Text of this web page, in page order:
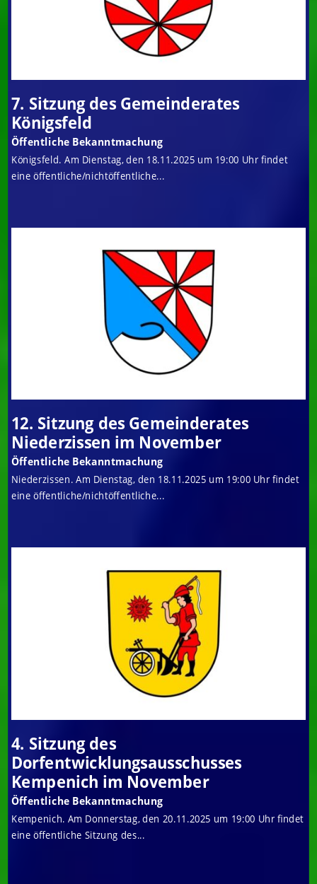
7. Sitzung des Gemeinderates
Königsfeld
Öffentliche Bekanntmachung
Königsfeld. Am Dienstag, den 18.11.2025 um 19:00 Uhr findet
eine öffentliche/nichtöffentliche...
12. Sitzung des Gemeinderates
Niederzissen im November
Öffentliche Bekanntmachung
Niederzissen. Am Dienstag, den 18.11.2025 um 19:00 Uhr findet
eine öffentliche/nichtöffentliche...
4. Sitzung des
Dorfentwicklungsausschusses
Kempenich im November
Öffentliche Bekanntmachung
Kempenich. Am Donnerstag, den 20.11.2025 um 19:00 Uhr findet
eine öffentliche Sitzung des...